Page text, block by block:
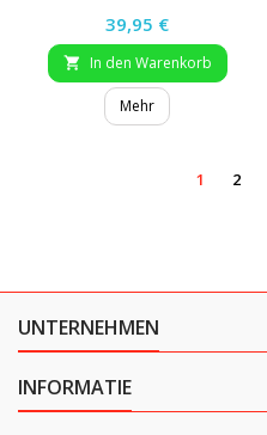
Preis
39,95 €
 In den Warenkorb
Mehr
1 2
UNTERNEHMEN
INFORMATIE